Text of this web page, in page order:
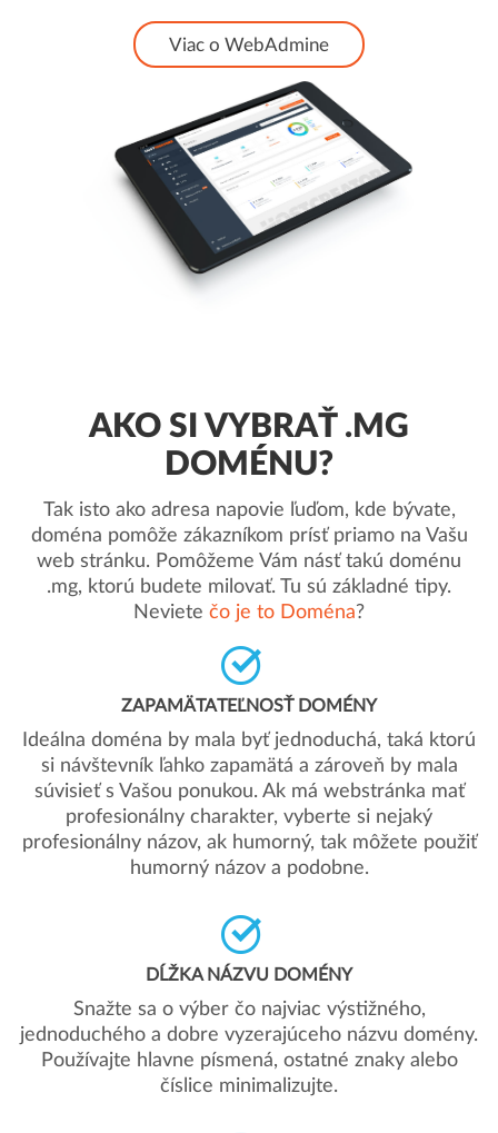
Viac o WebAdmine
AKO SI VYBRAŤ .MG
DOMÉNU?
Tak isto ako adresa napovie ľuďom, kde bývate,
doména pomôže zákazníkom prísť priamo na Vašu
web stránku. Pomôžeme Vám násť takú doménu
.mg, ktorú budete milovať. Tu sú základné tipy.
Neviete čo je to Doména?
ZAPAMÄTATEĽNOSŤ DOMÉNY
Ideálna doména by mala byť jednoduchá, taká ktorú
si návštevník ľahko zapamätá a zároveň by mala
súvisieť s Vašou ponukou. Ak má webstránka mať
profesionálny charakter, vyberte si nejaký
profesionálny názov, ak humorný, tak môžete použiť
humorný názov a podobne.
DĹŽKA NÁZVU DOMÉNY
Snažte sa o výber čo najviac výstižného,
jednoduchého a dobre vyzerajúceho názvu domény.
Používajte hlavne písmená, ostatné znaky alebo
číslice minimalizujte.